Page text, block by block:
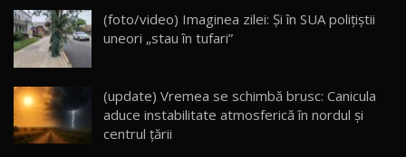
30:08
AutoBlog.MD
23:36
20
Noul ZEEKR 7X / Test Drive AutoBlog.MD
29:08
(foto/video) Imaginea zilei: Și în SUA polițiștii
uneori „stau în tufari”
(update) Vremea se schimbă brusc: Canicula
aduce instabilitate atmosferică în nordul și
centrul țării